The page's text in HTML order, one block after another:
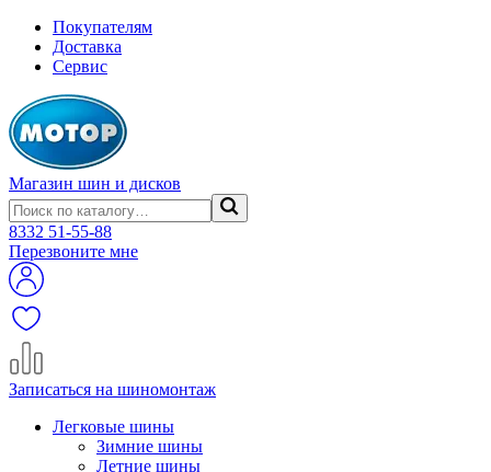
Покупателям
Доставка
Сервис
Магазин шин и дисков
8332 51-55-88
Перезвоните мне
Записаться на шиномонтаж
Легковые шины
Зимние шины
Летние шины